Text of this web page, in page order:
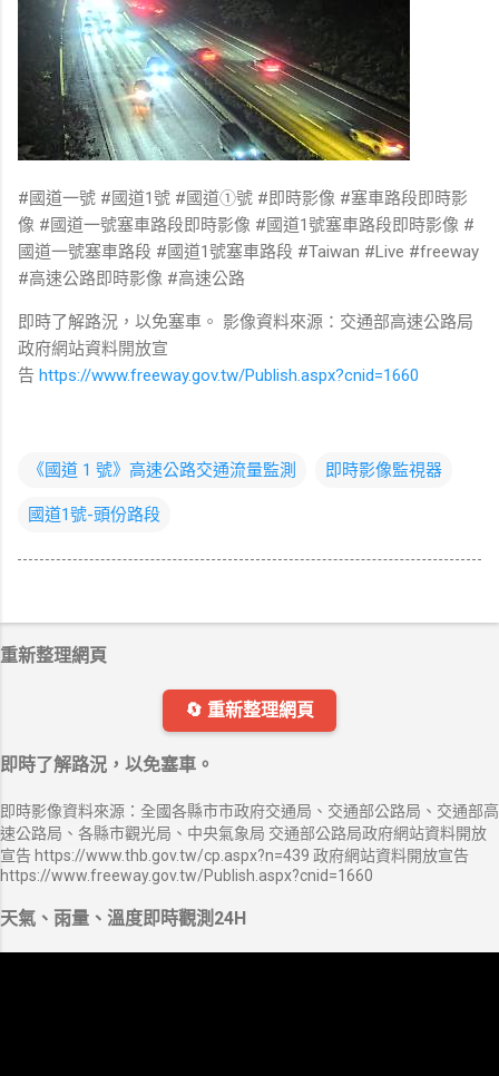
#國道一號 #國道1號 #國道①號 #即時影像 #塞車路段即時影
像 #國道一號塞車路段即時影像 #國道1號塞車路段即時影像 #
國道一號塞車路段 #國道1號塞車路段 #Taiwan #Live #freeway
#高速公路即時影像 #高速公路
即時了解路況，以免塞車。 影像資料來源：交通部高速公路局
政府網站資料開放宣
告 https://www.freeway.gov.tw/Publish.aspx?cnid=1660
《國道 1 號》高速公路交通流量監測 即時影像監視器
國道1號-頭份路段
重新整理網頁
🔄 重新整理網頁
即時了解路況，以免塞車。
即時影像資料來源：全國各縣市市政府交通局、交通部公路局、交通部高
速公路局、各縣市觀光局、中央氣象局 交通部公路局政府網站資料開放
宣告 https://www.thb.gov.tw/cp.aspx?n=439 政府網站資料開放宣告
https://www.freeway.gov.tw/Publish.aspx?cnid=1660
天氣、雨量、溫度即時觀測24H